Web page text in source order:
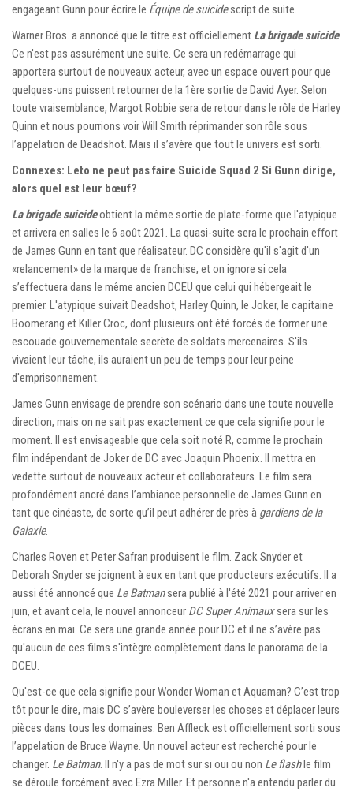
engageant Gunn pour écrire le Équipe de suicidescript de suite.
Warner Bros. a annoncé que le titre est officiellement La brigade suicide.
Ce n'est pas assurément une suite. Ce sera un redémarrage qui
apportera surtout de nouveaux acteur, avec un espace ouvert pour que
quelques-uns puissent retourner de la 1ère sortie de David Ayer. Selon
toute vraisemblance, Margot Robbie sera de retour dans le rôle de Harley
Quinn et nous pourrions voir Will Smith réprimander son rôle sous
l’appelation de Deadshot. Mais il s’avère que tout le univers est sorti.
Connexes: Leto ne peut pas faire Suicide Squad 2 Si Gunn dirige,
alors quel est leur bœuf?
La brigade suicideobtient la même sortie de plate-forme que l'atypique
et arrivera en salles le 6 août 2021. La quasi-suite sera le prochain effort
de James Gunn en tant que réalisateur. DC considère qu'il s'agit d'un
«relancement» de la marque de franchise, et on ignore si cela
s’effectuera dans le même ancien DCEU que celui qui hébergeait le
premier. L'atypique suivait Deadshot, Harley Quinn, le Joker, le capitaine
Boomerang et Killer Croc, dont plusieurs ont été forcés de former une
escouade gouvernementale secrète de soldats mercenaires. S'ils
vivaient leur tâche, ils auraient un peu de temps pour leur peine
d'emprisonnement.
James Gunn envisage de prendre son scénario dans une toute nouvelle
direction, mais on ne sait pas exactement ce que cela signifie pour le
moment. Il est envisageable que cela soit noté R, comme le prochain
film indépendant de Joker de DC avec Joaquin Phoenix. Il mettra en
vedette surtout de nouveaux acteur et collaborateurs. Le film sera
profondément ancré dans l’ambiance personnelle de James Gunn en
tant que cinéaste, de sorte qu’il peut adhérer de près à gardiens de la
Galaxie.
Charles Roven et Peter Safran produisent le film. Zack Snyder et
Deborah Snyder se joignent à eux en tant que producteurs exécutifs. Il a
aussi été annoncé que Le Batmansera publié à l'été 2021 pour arriver en
juin, et avant cela, le nouvel annonceur DC Super Animauxsera sur les
écrans en mai. Ce sera une grande année pour DC et il ne s’avère pas
qu'aucun de ces films s'intègre complètement dans le panorama de la
DCEU.
Qu'est-ce que cela signifie pour Wonder Woman et Aquaman? C’est trop
tôt pour le dire, mais DC s’avère bouleverser les choses et déplacer leurs
pièces dans tous les domaines. Ben Affleck est officiellement sorti sous
l’appelation de Bruce Wayne. Un nouvel acteur est recherché pour le
changer. Le Batman. Il n'y a pas de mot sur si oui ou non Le flashle film
se déroule forcément avec Ezra Miller. Et personne n'a entendu parler du